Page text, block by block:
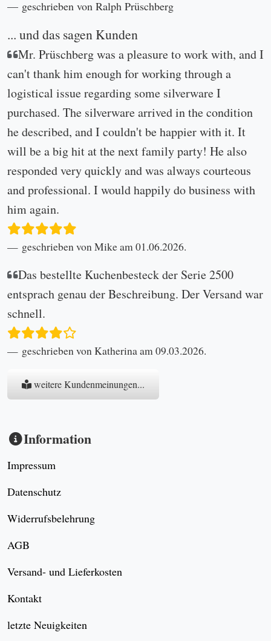
geschrieben von Ralph Prüschberg
... und das sagen Kunden
Mr. Prüschberg was a pleasure to work with, and I
can't thank him enough for working through a
logistical issue regarding some silverware I
purchased. The silverware arrived in the condition
he described, and I couldn't be happier with it. It
will be a big hit at the next family party! He also
responded very quickly and was always courteous
and professional. I would happily do business with
him again.
geschrieben von Mike am 01.06.2026.
Das bestellte Kuchenbesteck der Serie 2500
entsprach genau der Beschreibung. Der Versand war
schnell.
geschrieben von Katherina am 09.03.2026.
weitere Kundenmeinungen...
Information
Impressum
Datenschutz
Widerrufsbelehrung
AGB
Versand- und Lieferkosten
Kontakt
letzte Neuigkeiten